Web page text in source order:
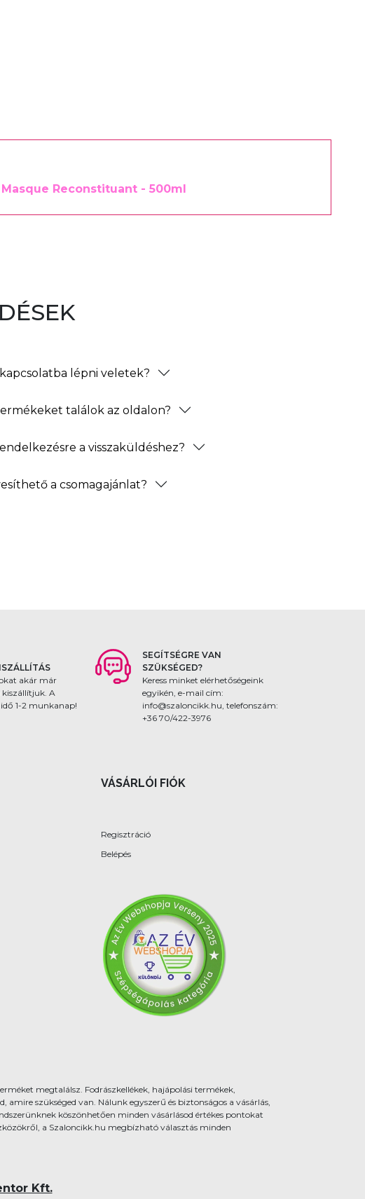
Reconstituant - 500ml
lépni veletek?
találok az oldalon?
a visszaküldéshez?
a csomagajánlat?
akár már
A
1-2 munkanap!
SEGÍTSÉGRE VAN
SZÜKSÉGED?
Keress minket elérhetőségeink
egyikén, e-mail cím:
info@szaloncikk.hu, telefonszám:
+36 70/422-3976
VÁSÁRLÓI FIÓK
Regisztráció
Belépés
megtalálsz. Fodrászkellékek, hajápolási termékek,
szükséged van. Nálunk egyszerű és biztonságos a vásárlás,
köszönhetően minden vásárlásod értékes pontokat
a Szaloncikk.hu megbízható választás minden
Kft.